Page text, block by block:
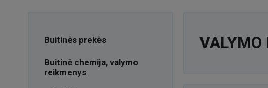
Buitinės prekės
Buitinė chemija, valymo
reikmenys
VALYMO